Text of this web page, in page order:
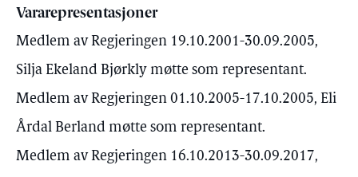
Vararepresentasjoner
Medlem av Regjeringen 19.10.2001-30.09.2005,
Silja Ekeland Bjørkly møtte som representant.
Medlem av Regjeringen 01.10.2005-17.10.2005, Eli
Årdal Berland møtte som representant.
Medlem av Regjeringen 16.10.2013-30.09.2017,